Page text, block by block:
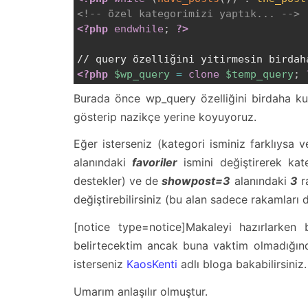
<!-- özel kategorimizi yaptık... -->
<?php endwhile ; ?>
<?php $wp_query = clone $temp_query;
Burada önce wp_query özelliğini birdaha
gösterip nazikçe yerine koyuyoruz.
Eğer isterseniz (kategori isminiz farklıysa
alanındaki favorilerismini değiştirerek
destekler) ve deshowpost=3 alanındaki 3
değiştirebilirsiniz (bu alan sadece rakamları
[notice type=notice]Makaleyi hazırlarken
belirtecektim ancak buna vaktim
isterseniz KaosKenti adlı bloga
Umarım anlaşılır olmuştur.